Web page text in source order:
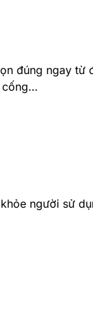
đúng ngay
cống…
người sử